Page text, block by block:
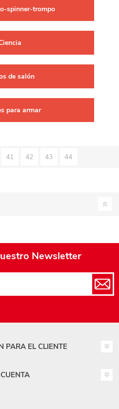
spinner-trompo
de salón
para armar
41 42 43 44
Newsletter
PARA EL CLIENTE